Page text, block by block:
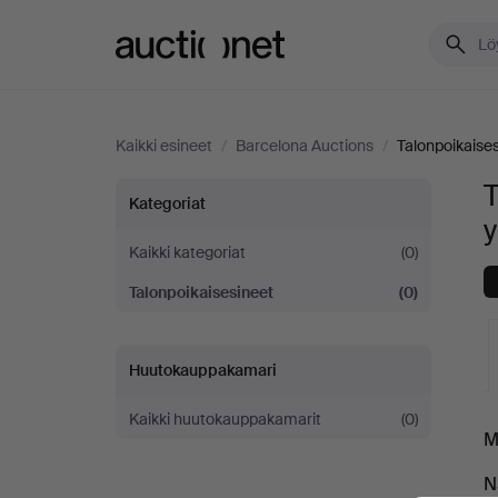
Kaikki esineet / Barcelona Auctions /
Talonpoikaisesineet
Barcelona
Auctions
yrityksessä
Kategoriat
Kaikki kategoriat
(0)
Talonpoikaisesineet
(0)
Huutokauppakamari
Kaikki huutokauppakamarit (0)